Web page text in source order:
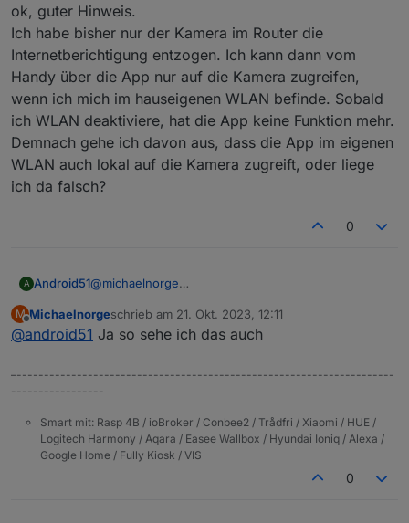
ok, guter Hinweis.
Ich habe bisher nur der Kamera im Router die
Internetberichtigung entzogen. Ich kann dann vom
Handy über die App nur auf die Kamera zugreifen,
wenn ich mich im hauseigenen WLAN befinde. Sobald
ich WLAN deaktiviere, hat die App keine Funktion mehr.
Demnach gehe ich davon aus, dass die App im eigenen
WLAN auch lokal auf die Kamera zugreift, oder liege
ich da falsch?
0
A Android51@michaelnorge
Ich habe bisher nur der Kamera im Router die
Internetberichtigung entzogen. Ich kann dann vom
die App im eigenen WLAN auch lokal auf die Kamera
zugreift, oder liege ich da falsch?
M
Offline
Michaelnorgeschrieb am 21. Okt. 2023, 12:11
zuletzt editiert von
@android51 Ja so sehe ich das auch
–---------------------------------------------------------------------
-----------------
Smart mit: Rasp 4B / ioBroker / Conbee2 / Trådfri / Xiaomi / HUE /
Logitech Harmony / Aqara / Easee Wallbox / Hyundai Ioniq / Alexa /
Google Home / Fully Kiosk / VIS
0